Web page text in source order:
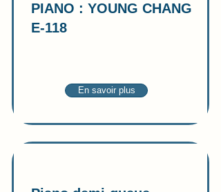
PIANO : YOUNG CHANG
E-118
En savoir plus